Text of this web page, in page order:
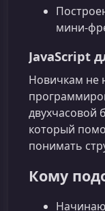
JavaScript
Новичкам не
двухчасовой
который
понимать
Кому